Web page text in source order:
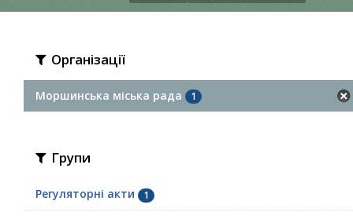
Організації
Моршинська міська рада 1
Групи
Регуляторні акти 1